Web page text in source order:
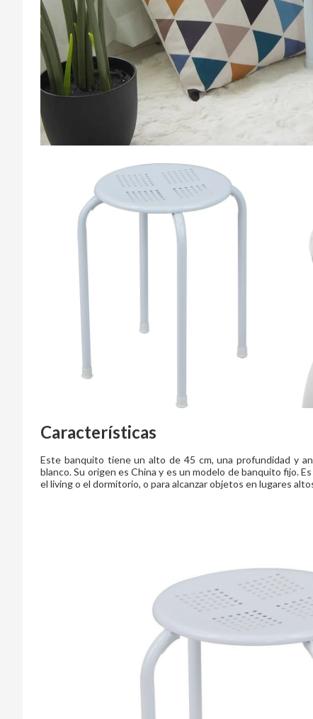
Características
Este banquito tiene un alto de 45 cm, una profundidad y
blanco. Su origen es China y es un modelo de banquito fijo.
el living o el dormitorio, o para alcanzar objetos en lugares